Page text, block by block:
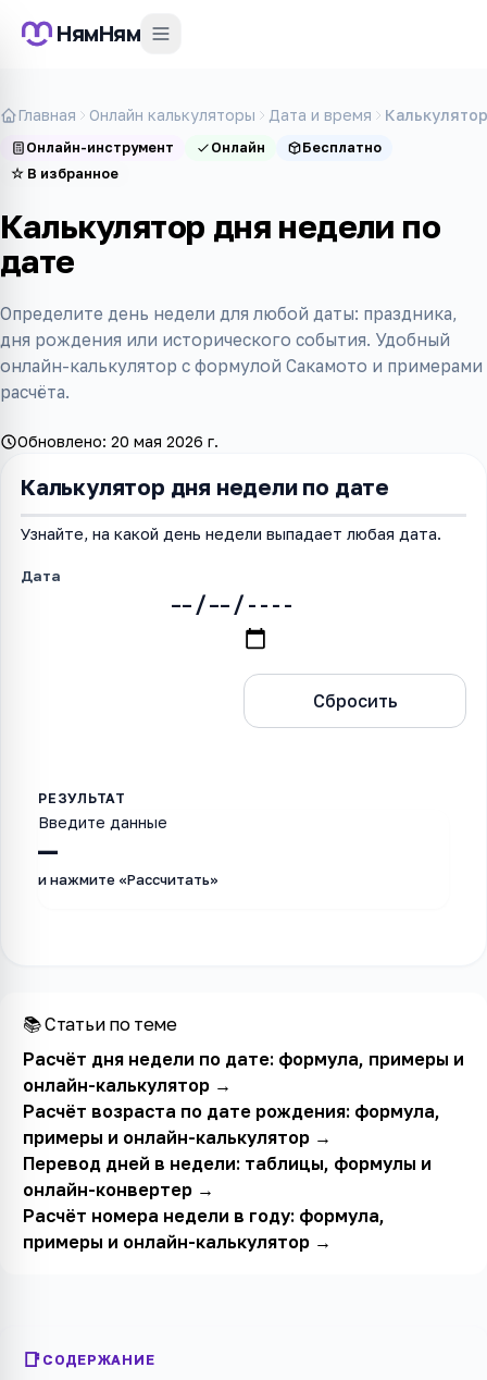
НямНям
Главная Онлайн калькуляторы Дата и время
Онлайн-инструмент Онлайн
Бесплатно
☆ В избранное
Калькулятор дня недели по
дате
Определите день недели для любой даты: праздника,
дня рождения или исторического события. Удобный
онлайн-калькулятор с формулой Сакамото и примерами
расчёта.
Обновлено: 20 мая 2026 г.
Калькулятор дня недели по дате
Узнайте, на какой день недели выпадает любая дата.
Дата
Сбросить
—
Введите данные
и нажмите «Рассчитать»
📚 Статьи по теме
Расчёт дня недели по дате: формула, примеры и
онлайн-калькулятор→
Расчёт возраста по дате рождения: формула,
примеры и онлайн-калькулятор→
Перевод дней в недели: таблицы, формулы и
онлайн-конвертер→
Расчёт номера недели в году: формула,
примеры и онлайн-калькулятор→
СОДЕРЖАНИЕ